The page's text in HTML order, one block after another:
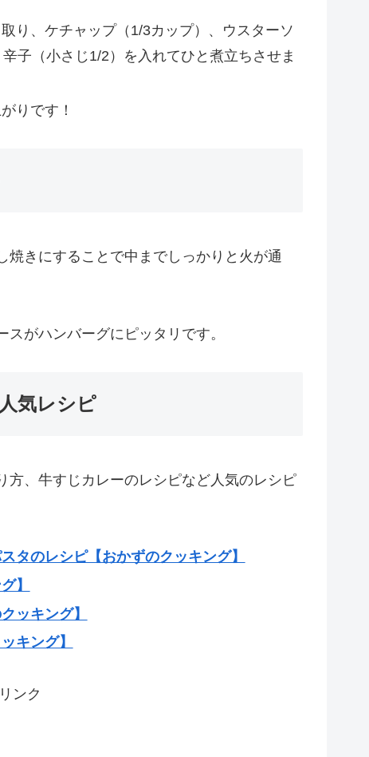
り、ケチャップ（1/3カップ）、ウスターソ
子（小さじ1/2）を入れてひと煮立ちさせま
りです！
きにすることで中までしっかりと火が通
がハンバーグにピッタリです。
気レシピ
方、牛すじカレーのレシピなど人気のレシピ
タのレシピ【おかずのクッキング】
】
ッキング】
キング】
ンク